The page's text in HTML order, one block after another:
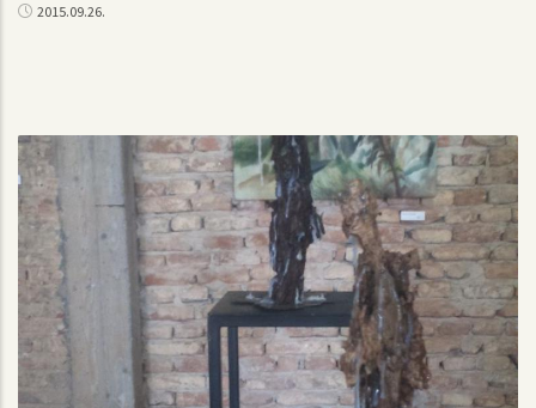
2015.09.26.